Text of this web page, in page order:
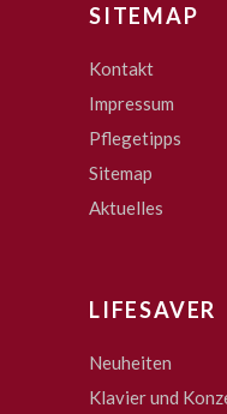
SITEMAP
Kontakt
Impressum
Pflegetipps
Sitemap
Aktuelles
LIFESAVER
Neuheiten
Klavier und